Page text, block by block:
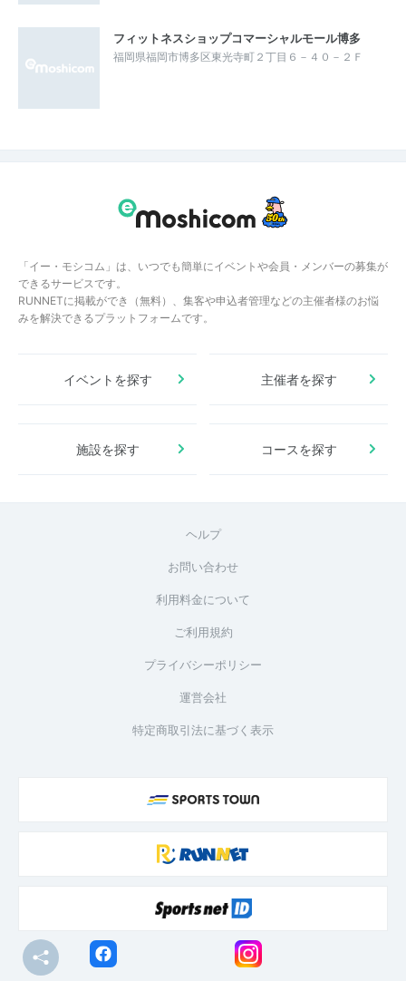
フィットネスショップコマーシャルモール博多
福岡県福岡市博多区東光寺町２丁目６－４０－２Ｆ
「イー・モシコム」は、いつでも簡単にイベントや会員・メンバーの募集が
できるサービスです。
RUNNETに掲載ができ（無料）、集客や申込者管理などの主催者様のお悩
みを解決できるプラットフォームです。
イベントを探す 主催者を探す
施設を探す コースを探す
ヘルプ
お問い合わせ
利用料金について
ご利用規約
プライバシーポリシー
運営会社
特定商取引法に基づく表示